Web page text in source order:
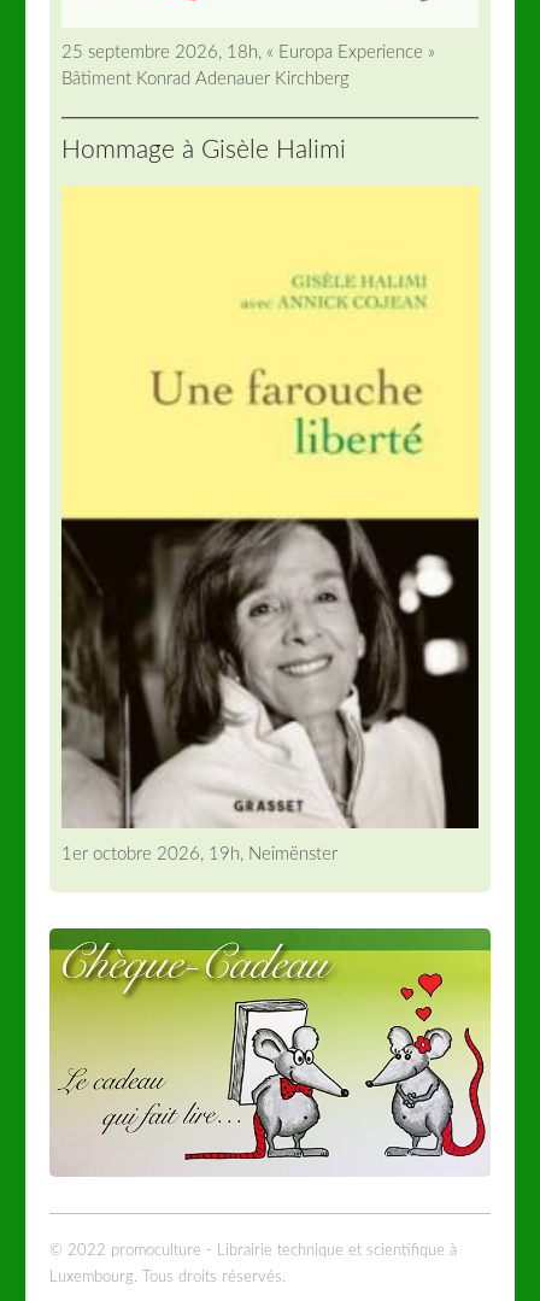
25 septembre 2026, 18h, « Europa Experience »
Bâtiment Konrad Adenauer Kirchberg
Hommage à Gisèle Halimi
1er octobre 2026, 19h, Neimënster
© 2022 promoculture - Librairie technique et scientifique à
Luxembourg. Tous droits réservés.